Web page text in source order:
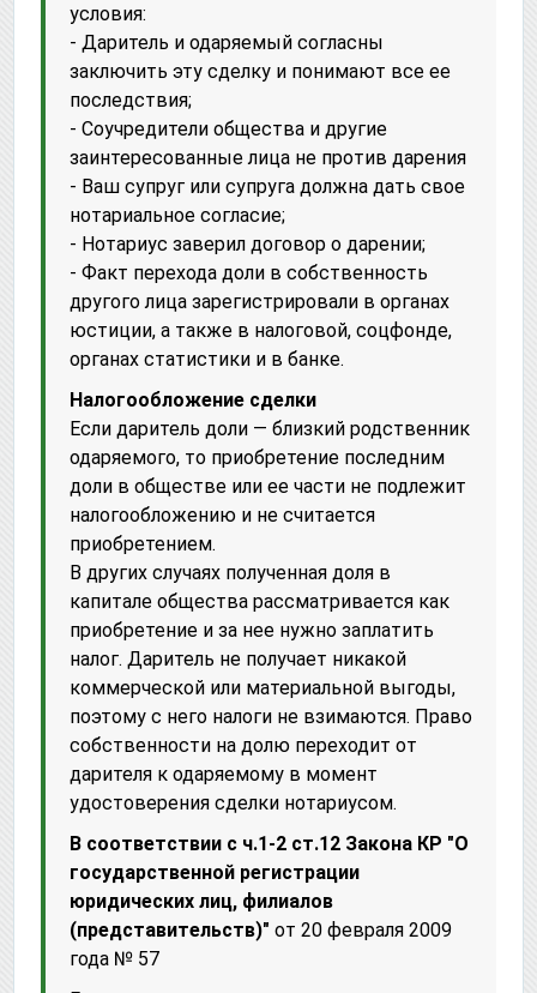
условия:
- Даритель и одаряемый согласны
заключить эту сделку и понимают все ее
последствия;
- Соучредители общества и другие
заинтересованные лица не против дарения
- Ваш супруг или супруга должна дать свое
нотариальное согласие;
- Нотариус заверил договор о дарении;
- Факт перехода доли в собственность
другого лица зарегистрировали в органах
юстиции, а также в налоговой, соцфонде,
органах статистики и в банке.
Налогообложение сделки
Если даритель доли — близкий родственник
одаряемого, то приобретение последним
доли в обществе или ее части не подлежит
налогообложению и не считается
приобретением.
В других случаях полученная доля в
капитале общества рассматривается как
приобретение и за нее нужно заплатить
налог. Даритель не получает никакой
коммерческой или материальной выгоды,
поэтому с него налоги не взимаются. Право
собственности на долю переходит от
дарителя к одаряемому в момент
удостоверения сделки нотариусом.
В соответствии с ч.1-2 ст.12 Закона КР "О
государственной регистрации
юридических лиц, филиалов
(представительств)" от 20 февраля 2009
года № 57